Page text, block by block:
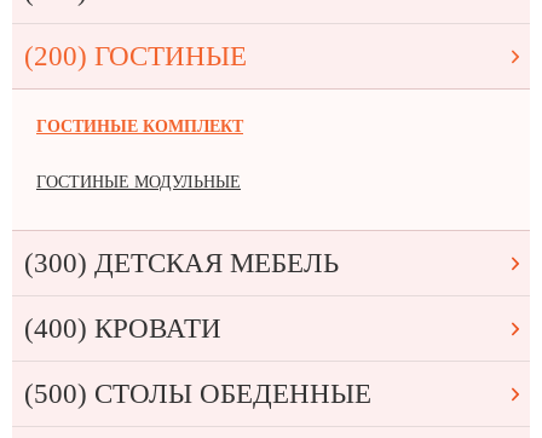
(200) ГОСТИНЫЕ
ГОСТИНЫЕ КОМПЛЕКТ
ГОСТИНЫЕ МОДУЛЬНЫЕ
(300) ДЕТСКАЯ МЕБЕЛЬ
(400) КРОВАТИ
(500) СТОЛЫ ОБЕДЕННЫЕ